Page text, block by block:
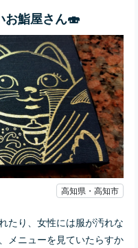
お鮨屋さん🍣
高知県・高知市
たり、女性には服が汚れな
メニューを見ていたらすか